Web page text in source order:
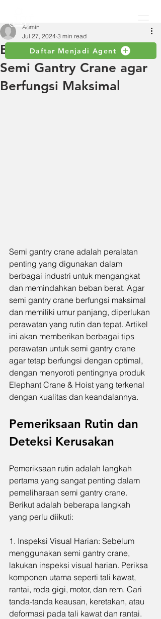
Daftar Menjadi Agent
Beragam Tips Perawatan
Semi Gantry Crane agar
Berfungsi Maksimal
Admin
Jul 27, 2024 3 min read
Semi gantry crane adalah peralatan
penting yang digunakan dalam
berbagai industri untuk mengangkat
dan memindahkan beban berat. Agar
semi gantry crane berfungsi maksimal
dan memiliki umur panjang, diperlukan
perawatan yang rutin dan tepat. Artikel
ini akan memberikan berbagai tips
perawatan untuk semi gantry crane
agar tetap berfungsi dengan optimal,
dengan menyoroti pentingnya produk
Elephant Crane & Hoist yang terkenal
dengan kualitas dan keandalannya.
Pemeriksaan Rutin dan
Deteksi Kerusakan
Pemeriksaan rutin adalah langkah
pertama yang sangat penting dalam
pemeliharaan semi gantry crane.
Berikut adalah beberapa langkah
yang perlu diikuti:
1. Inspeksi Visual Harian: Sebelum
menggunakan semi gantry crane,
lakukan inspeksi visual harian. Periksa
komponen utama seperti tali kawat,
rantai, roda gigi, motor, dan rem. Cari
tanda-tanda keausan, keretakan, atau
deformasi pada tali kawat dan rantai.